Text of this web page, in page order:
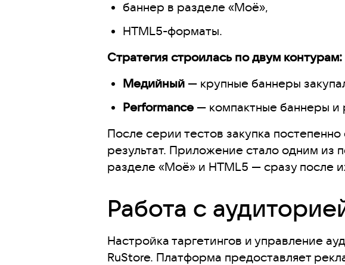
баннер в разделе «Моё»,
HTML5-форматы.
Стратегия строилась по двум контурам:
Медийный — крупные баннеры
Performance— компактные баннеры и
После серии тестов закупка
результат. Приложение стало одним из
разделе «Моё» и HTML5 — сразу после
Работа с
Настройка таргетингов и управление
RuStore. Платформа предоставляет